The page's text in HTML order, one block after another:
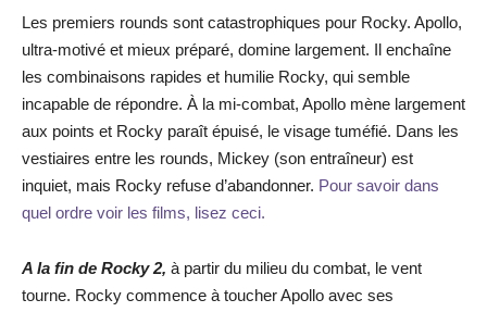
Les premiers rounds sont catastrophiques pour Rocky. Apollo,
ultra-motivé et mieux préparé, domine largement. Il enchaîne
les combinaisons rapides et humilie Rocky, qui semble
incapable de répondre. À la mi-combat, Apollo mène largement
aux points et Rocky paraît épuisé, le visage tuméfié. Dans les
vestiaires entre les rounds, Mickey (son entraîneur) est
inquiet, mais Rocky refuse d’abandonner. Pour savoir dans
quel ordre voir les films, lisez ceci.
A la fin de Rocky 2, à partir du milieu du combat, le vent
tourne. Rocky commence à toucher Apollo avec ses